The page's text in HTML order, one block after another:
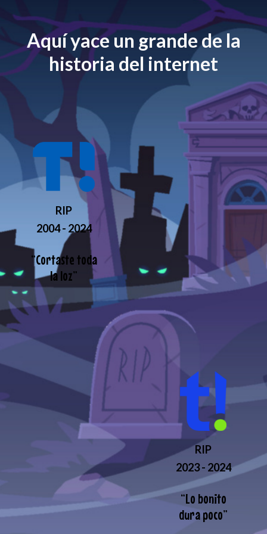
Aquí yace un grande de la
historia del internet
RIP
2004 - 2024
“Cortaste toda
la loz”
RIP
2023 - 2024
“Lo bonito
dura poco”